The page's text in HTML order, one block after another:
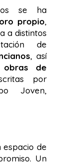
se ha
propio,
a distintos
de
, así
obras de
por
Joven,
espacio de
Un